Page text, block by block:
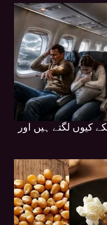
کیوں لگتے ہیں اور